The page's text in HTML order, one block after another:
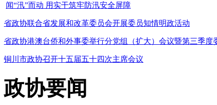
闻“汛”而动 用实干筑牢防汛安全屏障
省政协联合省发展和改革委员会开展委员知情明政活动
省政协港澳台侨和外事委举行分党组（扩大）会议暨第三季度
铜川市政协召开十五届五十四次主席会议
政协要闻